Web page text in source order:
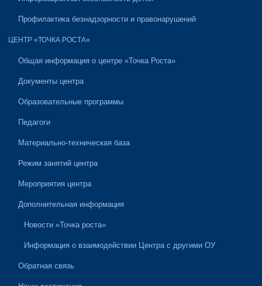
Профилактика безнадзорности и правонарушений
ЦЕНТР «ТОЧКА РОСТА»
Общая информация о центре «Точка Роста»
Документы центра
Образовательные программы
Педагоги
Материально-техническая база
Режим занятий центра
Мероприятия центра
Дополнительная информация
Новости «Точка роста»
Информация о взаимодействии Центра с другими ОУ
Обратная связь